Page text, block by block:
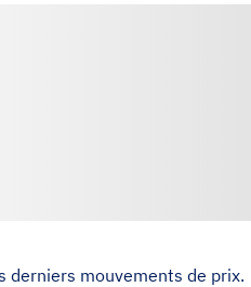
derniers mouvements de prix.